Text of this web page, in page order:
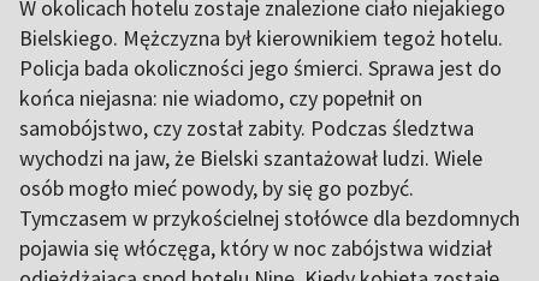
W okolicach hotelu zostaje znalezione ciało niejakiego
Bielskiego. Mężczyzna był kierownikiem tegoż hotelu.
Policja bada okoliczności jego śmierci. Sprawa jest do
końca niejasna: nie wiadomo, czy popełnił on
samobójstwo, czy został zabity. Podczas śledztwa
wychodzi na jaw, że Bielski szantażował ludzi. Wiele
osób mogło mieć powody, by się go pozbyć.
Tymczasem w przykościelnej stołówce dla bezdomnych
pojawia się włóczęga, który w noc zabójstwa widział